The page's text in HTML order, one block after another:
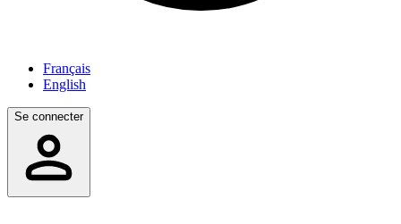
Français
English
Se connecter